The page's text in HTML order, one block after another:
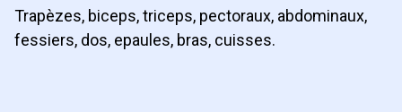
Trapèzes, biceps, triceps, pectoraux, abdominaux,
fessiers, dos, epaules, bras, cuisses.